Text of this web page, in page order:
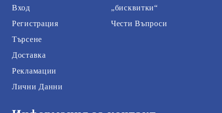
Вход
Регистрация
Търсене
Доставка
Рекламации
Лични Данни
„бисквитки“
Чести Въпроси